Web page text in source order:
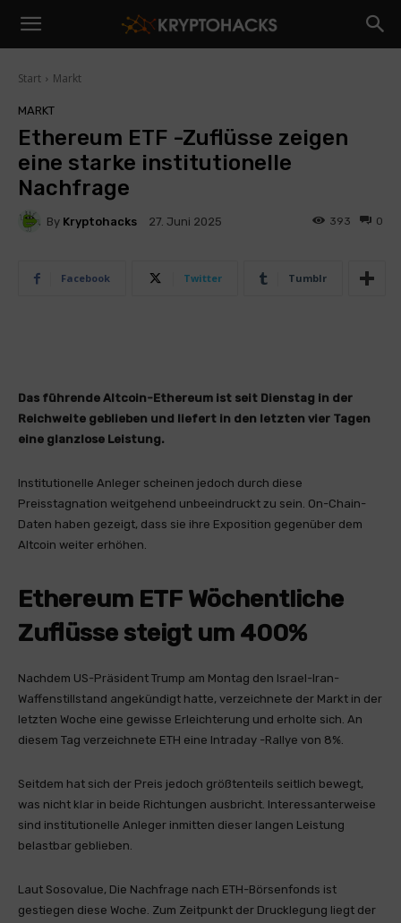
Start Markt
MARKT
Ethereum ETF -Zuflüsse zeigen
eine starke institutionelle
Nachfrage
By Kryptohacks 27. Juni 2025 0
393
Facebook Twitter Tumblr
Das führende Altcoin-Ethereum ist seit Dienstag in der
Reichweite geblieben und liefert in den letzten vier Tagen
eine glanzlose Leistung.
Institutionelle Anleger scheinen jedoch durch diese
Preisstagnation weitgehend unbeeindruckt zu sein. On-Chain-
Daten haben gezeigt, dass sie ihre Exposition gegenüber dem
Altcoin weiter erhöhen.
Ethereum ETF Wöchentliche
Zuflüsse steigt um 400%
Nachdem US-Präsident Trump am Montag den Israel-Iran-
Waffenstillstand angekündigt hatte, verzeichnete der Markt in der
letzten Woche eine gewisse Erleichterung und erholte sich. An
diesem Tag verzeichnete ETH eine Intraday -Rallye von 8%.
Seitdem hat sich der Preis jedoch größtenteils seitlich bewegt,
was nicht klar in beide Richtungen ausbricht. Interessanterweise
sind institutionelle Anleger inmitten dieser langen Leistung
belastbar geblieben.
Laut Sosovalue, Die Nachfrage nach ETH-Börsenfonds ist
gestiegen diese Woche. Zum Zeitpunkt der Drucklegung liegt der